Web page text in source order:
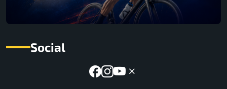
Social